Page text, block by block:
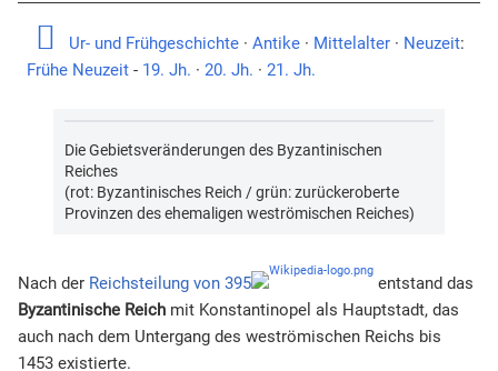
Ur- und Frühgeschichte· Antike· Mittelalter· Neuzeit:
Frühe Neuzeit- 19. Jh. · 20. Jh. · 21. Jh.
Die Gebietsveränderungen des Byzantinischen
Reiches
(rot: Byzantinisches Reich / grün: zurückeroberte
Provinzen des ehemaligen weströmischen Reiches)
Nach der Reichsteilung von 395
entstand das
Byzantinische Reich mit Konstantinopel als Hauptstadt, das
auch nach dem Untergang des weströmischen Reichs bis
1453 existierte.